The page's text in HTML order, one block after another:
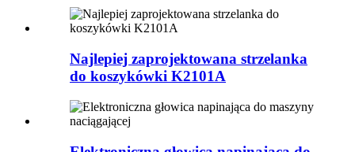
Najlepiej zaprojektowana strzelanka
do koszykówki K2101A